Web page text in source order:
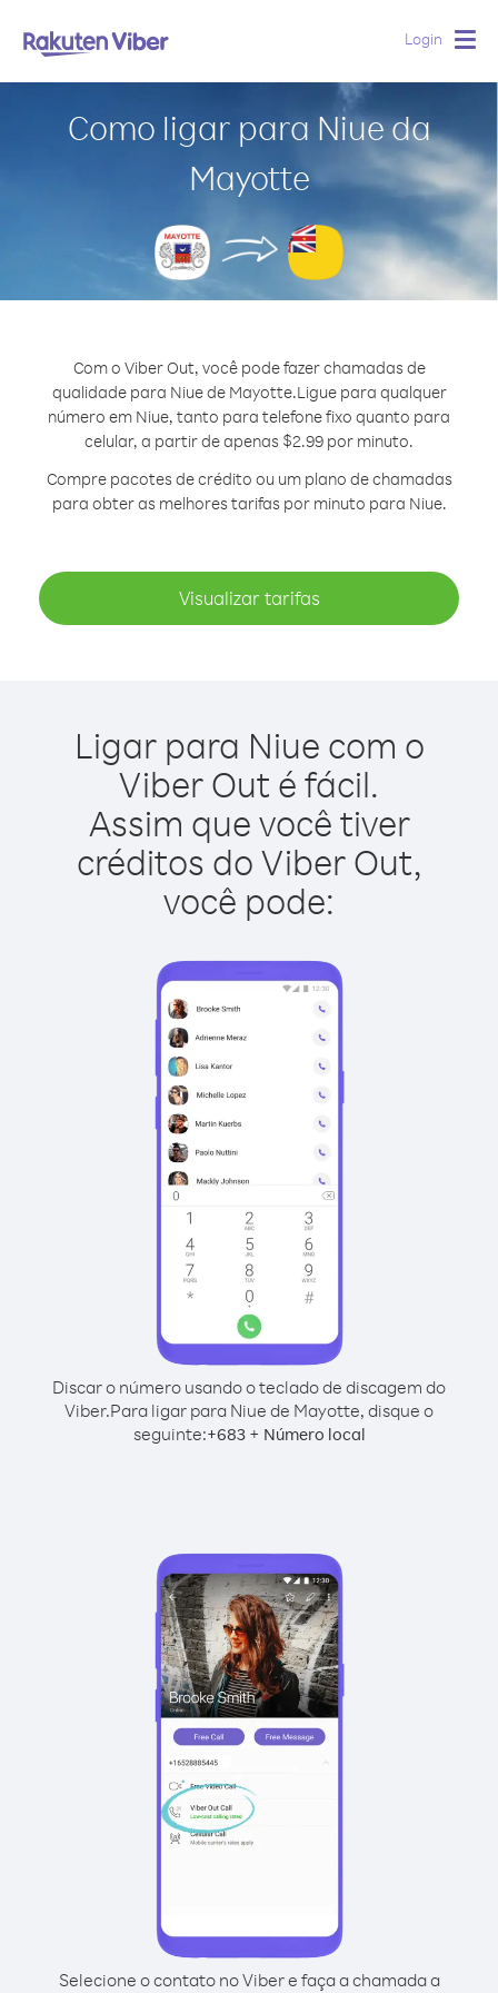
Login
Como ligar para Niue da
Mayotte
Com o Viber Out, você pode fazer chamadas de
qualidade para Niue de Mayotte.Ligue para qualquer
número em Niue, tanto para telefone fixo quanto para
celular, a partir de apenas $2.99 por minuto.
Compre pacotes de crédito ou um plano de chamadas
para obter as melhores tarifas por minuto para Niue.
Visualizar tarifas
Ligar para Niue com o
Viber Out é fácil.
Assim que você tiver
créditos do Viber Out,
você pode:
Discar o número usando o teclado de discagem do
Viber.Para ligar para Niue de Mayotte, disque o
seguinte:+683+ Número local
Selecione o contato no Viber e faça a chamada a